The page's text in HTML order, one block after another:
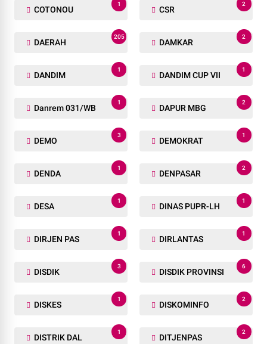
COTONOU
1
CSR
2
DAERAH
205
DAMKAR
2
DANDIM
1
DANDIM CUP VII
1
Danrem 031/WB
1
DAPUR MBG
2
DEMO
3
DEMOKRAT
1
DENDA
1
DENPASAR
2
DESA
1
DINAS PUPR-LH
1
DIRJEN PAS
1
DIRLANTAS
1
DISDIK
3
DISDIK PROVINSI
6
DISKES
1
DISKOMINFO
2
DISTRIK DAL
1
DITJENPAS
2